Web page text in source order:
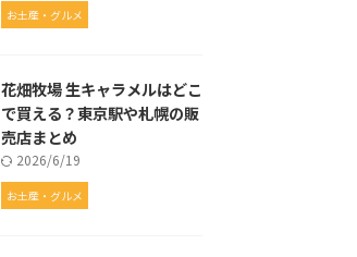
お土産・グルメ
花畑牧場 生キャラメルはどこ
で買える？東京駅や札幌の販
売店まとめ
2026/6/19
お土産・グルメ